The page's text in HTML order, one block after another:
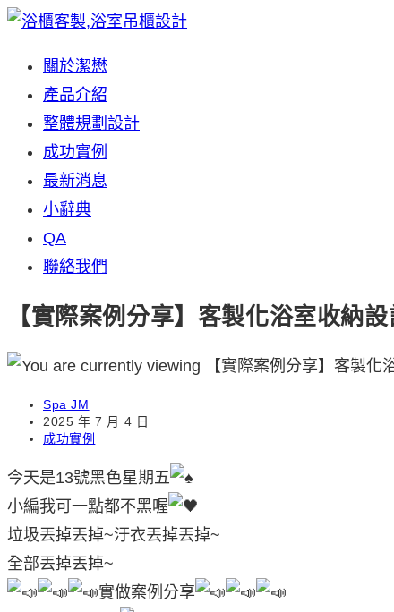
Skip
content
關於潔懋
產品介紹
整體規劃設計
成功實例
最新消息
小辭典
QA
聯絡我們
【實際案例分享】客製化浴室收納
Post
author:
Spa JM
Post
published:
2025 年 7 月 4 日
Post
成功實例
今天是13號黑色星期五
小編我可一點都不黑喔
垃圾丟掉丟掉~汙衣丟掉丟掉~
全部丟掉丟掉~
實做案例分享